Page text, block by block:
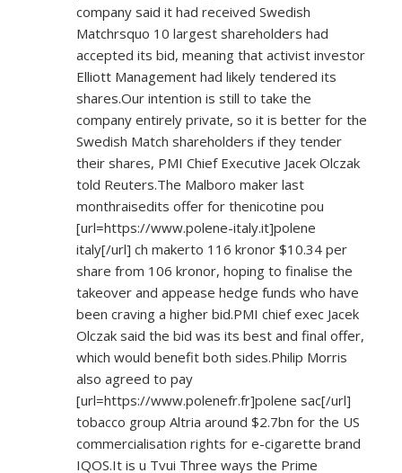
company said it had received Swedish
Matchrsquo 10 largest shareholders had
accepted its bid, meaning that activist investor
Elliott Management had likely tendered its
shares.Our intention is still to take the
company entirely private, so it is better for the
Swedish Match shareholders if they tender
their shares, PMI Chief Executive Jacek Olczak
told Reuters.The Malboro maker last
monthraisedits offer for thenicotine pou
[url=https://www.polene-italy.it]polene
italy[/url] ch makerto 116 kronor $10.34 per
share from 106 kronor, hoping to finalise the
takeover and appease hedge funds who have
been craving a higher bid.PMI chief exec Jacek
Olczak said the bid was its best and final offer,
which would benefit both sides.Philip Morris
also agreed to pay
[url=https://www.polenefr.fr]polene sac[/url]
tobacco group Altria around $2.7bn for the US
commercialisation rights for e-cigarette brand
IQOS.It is u Tvui Three ways the Prime